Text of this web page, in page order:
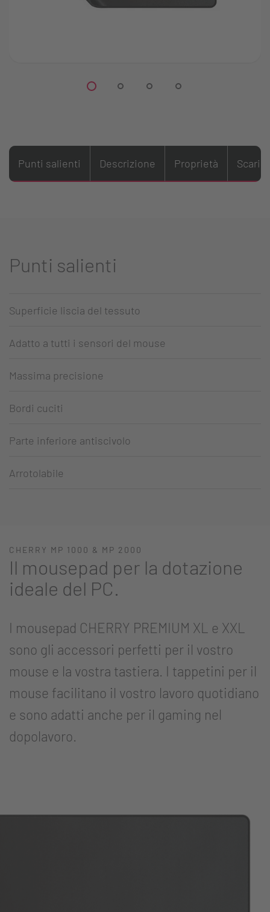
Punti salienti Descrizione Proprietà
Punti salienti
Superficie liscia del tessuto
Adatto a tutti i sensori del mouse
Massima precisione
Bordi cuciti
Parte inferiore antiscivolo
Arrotolabile
CHERRY MP 1000 & MP 2000
Il mousepad per la dotazione
ideale del PC.
I mousepad CHERRY PREMIUM XL e XXL
sono gli accessori perfetti per il vostro
mouse e la vostra tastiera. I tappetini per il
mouse facilitano il vostro lavoro quotidiano
e sono adatti anche per il gaming nel
dopolavoro.